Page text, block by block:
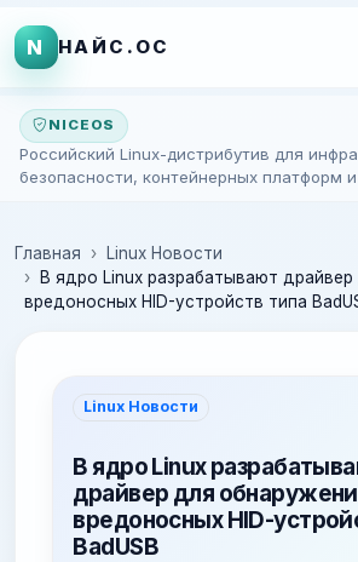
N НАЙС.ОС
NICEOS
Российский Linux-дистрибутив для
безопасности, контейнерных платформ
Главная
Linux Новости
В ядро Linux разрабатывают
вредоносных HID-устройств типа
Linux Новости
В ядро Linux
драйвер для
вредоносных HID-
BadUSB